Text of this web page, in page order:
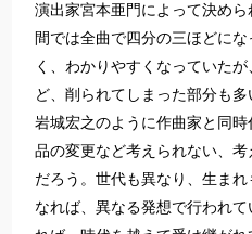
演出家宮本亜門によって決め
間では全曲で四分の三ほどに
く、わかりやすくなっていた
ど、削られてしまった部分も多
岩城宏之のように作曲家と同
品の変更など考えられない、
だろう。世代も異なり、生ま
なれば、異なる発想で行われて